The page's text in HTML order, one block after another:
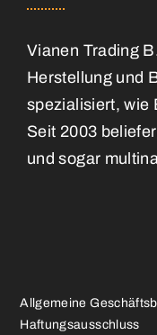
Vianen Trading
Herstellung und
spezialisiert, wie
Seit 2003
und sogar
Allgemeine
Haftungsausschluss